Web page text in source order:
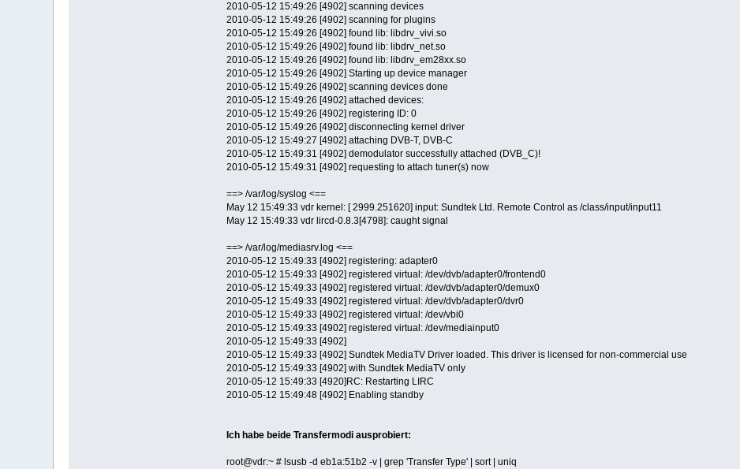
2010-05-12 15:49:26 [4902] scanning devices
2010-05-12 15:49:26 [4902] scanning for plugins
2010-05-12 15:49:26 [4902] found lib: libdrv_vivi.so
2010-05-12 15:49:26 [4902] found lib: libdrv_net.so
2010-05-12 15:49:26 [4902] found lib: libdrv_em28xx.so
2010-05-12 15:49:26 [4902] Starting up device manager
2010-05-12 15:49:26 [4902] scanning devices done
2010-05-12 15:49:26 [4902] attached devices:
2010-05-12 15:49:26 [4902] registering ID: 0
2010-05-12 15:49:26 [4902] disconnecting kernel driver
2010-05-12 15:49:27 [4902] attaching DVB-T, DVB-C
2010-05-12 15:49:31 [4902] demodulator successfully attached (DVB_C)!
2010-05-12 15:49:31 [4902] requesting to attach tuner(s) now
==> /var/log/syslog <==
May 12 15:49:33 vdr kernel: [ 2999.251620] input: Sundtek Ltd. Remote Control as /class/input/input11
May 12 15:49:33 vdr lircd-0.8.3[4798]: caught signal
==> /var/log/mediasrv.log <==
2010-05-12 15:49:33 [4902] registering: adapter0
2010-05-12 15:49:33 [4902] registered virtual: /dev/dvb/adapter0/frontend0
2010-05-12 15:49:33 [4902] registered virtual: /dev/dvb/adapter0/demux0
2010-05-12 15:49:33 [4902] registered virtual: /dev/dvb/adapter0/dvr0
2010-05-12 15:49:33 [4902] registered virtual: /dev/vbi0
2010-05-12 15:49:33 [4902] registered virtual: /dev/mediainput0
2010-05-12 15:49:33 [4902]
2010-05-12 15:49:33 [4902] Sundtek MediaTV Driver loaded. This driver is licensed for non-commercial use
2010-05-12 15:49:33 [4902] with Sundtek MediaTV only
2010-05-12 15:49:33 [4920]RC: Restarting LIRC
2010-05-12 15:49:48 [4902] Enabling standby
Ich habe beide Transfermodi ausprobiert:
root@vdr:~ # lsusb -d eb1a:51b2 -v | grep 'Transfer Type' | sort | uniq